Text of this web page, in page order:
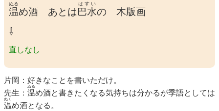
温
ぬる
め酒 あとは巴水
はすい
の 木版画
⇩
直しなし
片岡：好きなことを書いただけ。
先生： 温
ぬる
め酒と書きたくなる気持ちは分かるが季語としては
温
ぬく
め酒となる。